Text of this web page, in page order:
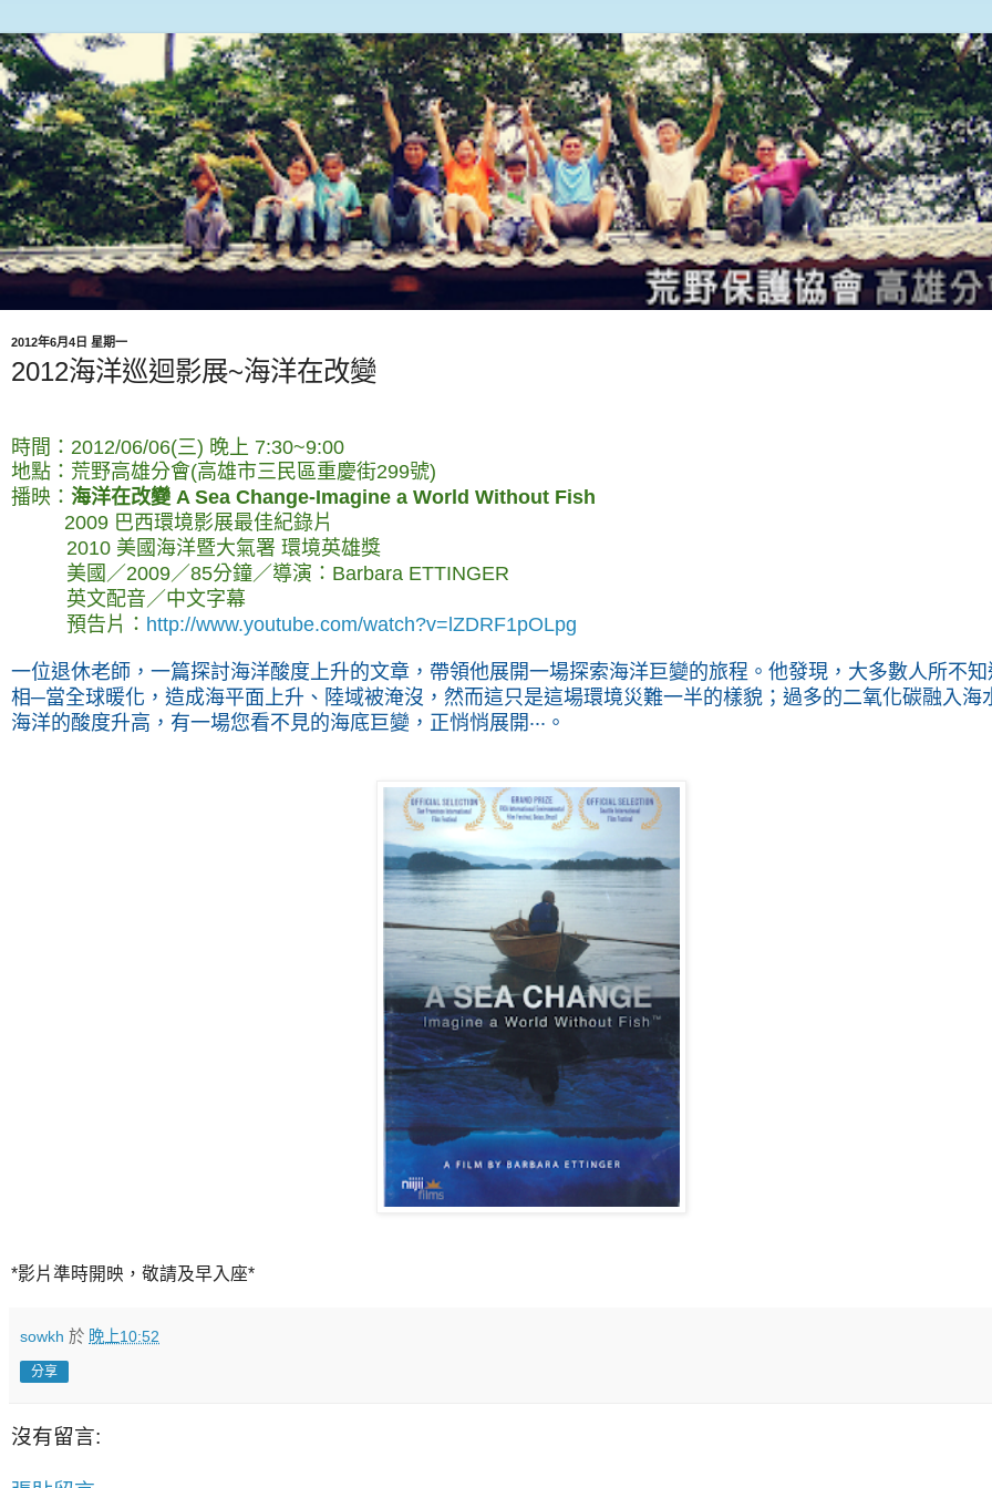
2012年6月4日 星期一
2012海洋巡迴影展~海洋在改變
時間：2012/06/06(三) 晚上 7:30~9:00
地點：荒野高雄分會(高雄市三民區重慶街299號)
播映： 海洋在改變 A Sea Change-Imagine a World Without Fish
2009 巴西環境影展最佳紀錄片
2010 美國海洋暨大氣署 環境英雄獎
美國／2009／85分鐘／導演：Barbara ETTINGER
英文配音／中文字幕
預告片： http://www.youtube.com/watch?v=lZDRF1pOLpg
一位退休老師，一篇探討海洋酸度上升的文章，帶領他展開一場探索海洋巨變的旅程。他發現，大多數人所不知
相─當全球暖化，造成海平面上升、陸域被淹沒，然而這只是這場環境災難一半的樣貌；過多的二氧化碳融入海
海洋的酸度升高，有一場您看不見的海底巨變，正悄悄展開‧‧‧。
*影片準時開映，敬請及早入座*
sowkh 於 晚上10:52
分享
沒有留言: